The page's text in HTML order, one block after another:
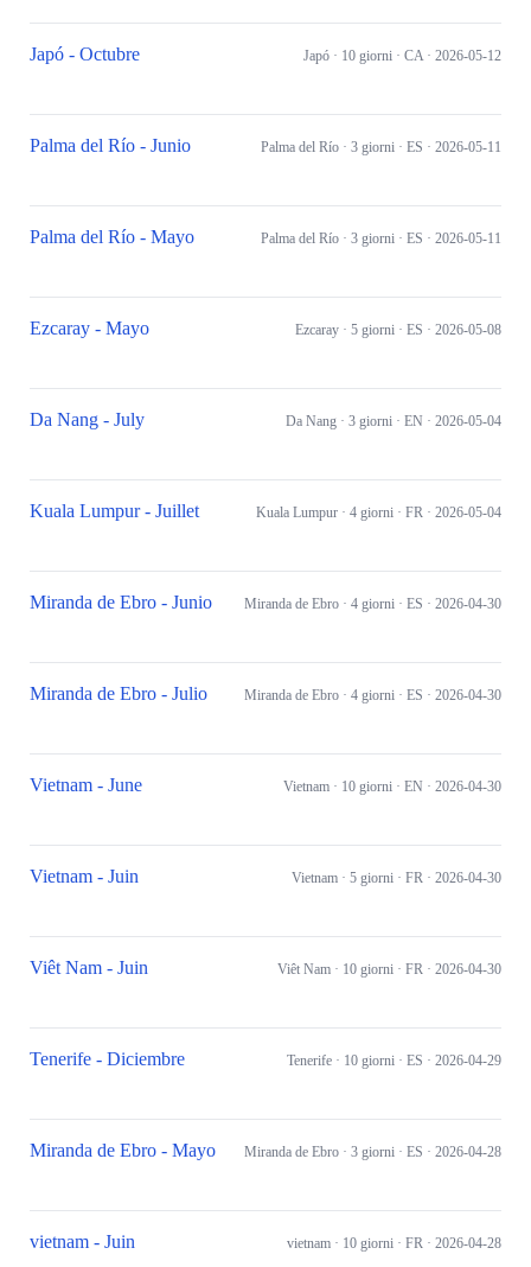
Japó - Octubre Japó · 10 giorni · CA· 2026-05-12
Palma del Río - Junio Palma del Río · 3 giorni · ES · 2026-05-11
Palma del Río - Mayo Palma del Río · 3 giorni · ES · 2026-05-11
Ezcaray - Mayo Ezcaray · 5 giorni · ES · 2026-05-08
Da Nang - July Da Nang · 3 giorni · EN · 2026-05-04
Kuala Lumpur - Juillet Kuala Lumpur · 4 giorni · FR · 2026-05-04
Miranda de Ebro - Junio Miranda de Ebro · 4 giorni · ES · 2026-04-30
Miranda de Ebro - Julio Miranda de Ebro · 4 giorni · ES · 2026-04-30
Vietnam - June Vietnam · 10 giorni · EN · 2026-04-30
Vietnam - Juin Vietnam · 5 giorni · FR · 2026-04-30
Viêt Nam - Juin Viêt Nam · 10 giorni · FR · 2026-04-30
Tenerife - Diciembre Tenerife · 10 giorni · ES · 2026-04-29
Miranda de Ebro - Mayo Miranda de Ebro · 3 giorni · ES · 2026-04-28
vietnam - Juin vietnam · 10 giorni · FR · 2026-04-28